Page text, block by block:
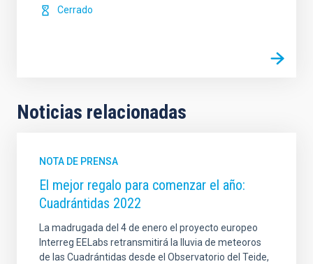
Cerrado
Noticias relacionadas
NOTA DE PRENSA
El mejor regalo para comenzar el año:
Cuadrántidas 2022
La madrugada del 4 de enero el proyecto europeo
Interreg EELabs retransmitirá la lluvia de meteoros
de las Cuadrántidas desde el Observatorio del Teide,